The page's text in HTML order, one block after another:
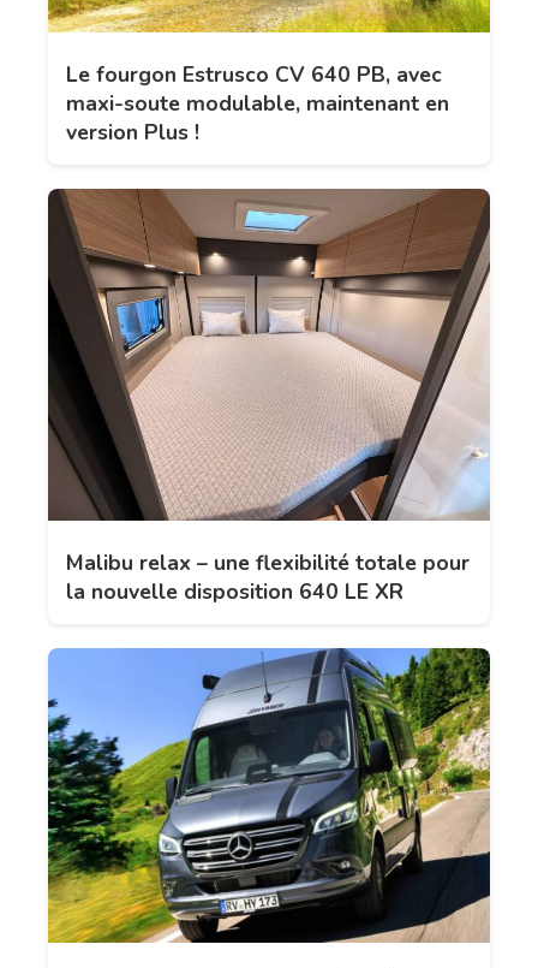
Le fourgon Estrusco CV 640 PB, avec
maxi-soute modulable, maintenant en
version Plus !
Malibu relax – une flexibilité totale pour
la nouvelle disposition 640 LE XR